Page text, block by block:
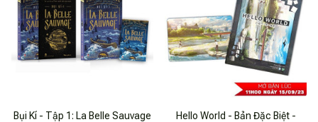
Bụi Kí - Tập 1: La Belle Sauvage
Hello World - Bản Đặc Biệt -